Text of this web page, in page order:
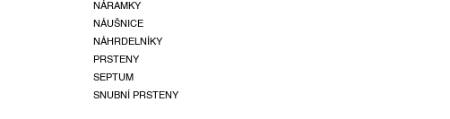
NÁRAMKY
NÁUŠNICE
NÁHRDELNÍKY
PRSTENY
SEPTUM
SNUBNÍ PRSTENY